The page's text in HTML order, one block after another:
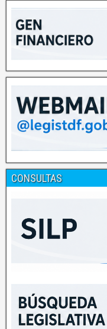
CONSULTAS